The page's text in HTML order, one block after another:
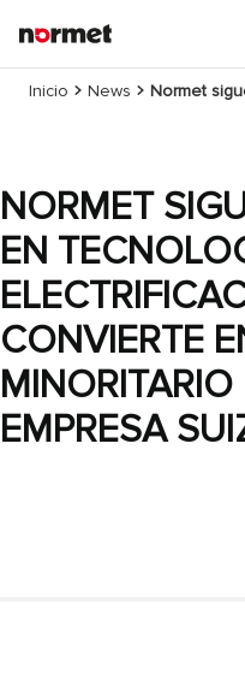
Inicio News
NORMET
EN
CONVIERTE
EMPRESA